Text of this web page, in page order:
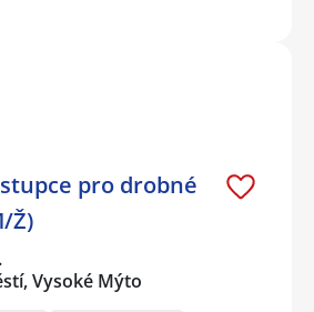
pro drobné
Ž)
Vysoké Mýto